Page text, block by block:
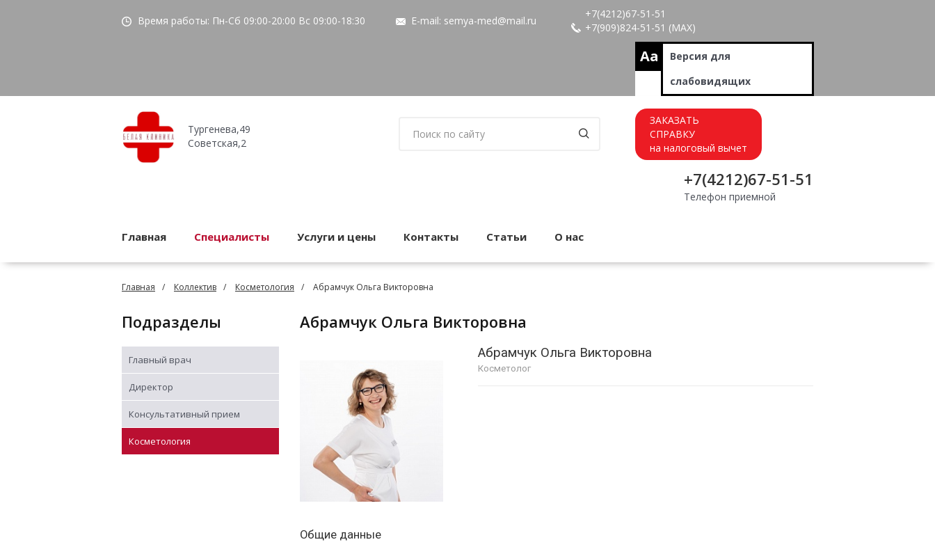
Время работы: Пн-Сб 09:00-20:00 Вс 09:00-18:30 E-mail: semya-med@mail.ru
+7(4212)67-51-51
+7(909)824-51-51 (МАХ)
Aa
Версия для
слабовидящих
Тургенева,49
Советская,2
ЗАКАЗАТЬ
СПРАВКУ
на налоговый вычет
+7(4212)67-51-51
Телефон приемной
Главная Специалисты Услуги и цены Контакты Статьи О нас
Главная Коллектив Косметология Абрамчук Ольга Викторовна
Подразделы
Главный врач
Директор
Консультативный прием
Косметология
Абрамчук Ольга Викторовна
Абрамчук Ольга Викторовна
Косметолог
Общие данные